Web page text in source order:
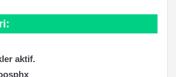
aktif.